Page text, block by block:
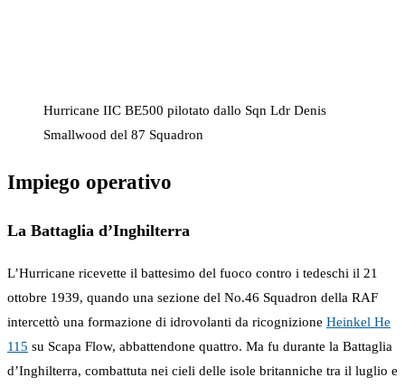
Hurricane IIC BE500 pilotato dallo Sqn Ldr Denis
Smallwood del 87 Squadron
Impiego operativo
La Battaglia d’Inghilterra
L’Hurricane ricevette il battesimo del fuoco contro i tedeschi il 21
ottobre 1939, quando una sezione del No.46 Squadron della RAF
intercettò una formazione di idrovolanti da ricognizione Heinkel He
115 su Scapa Flow, abbattendone quattro. Ma fu durante la Battaglia
d’Inghilterra, combattuta nei cieli delle isole britanniche tra il luglio e